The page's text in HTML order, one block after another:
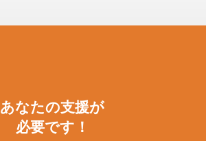
あなたの支援が
必要です！